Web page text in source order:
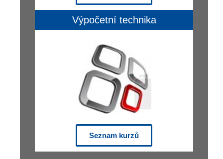
Výpočetní technika
Seznam kurzů